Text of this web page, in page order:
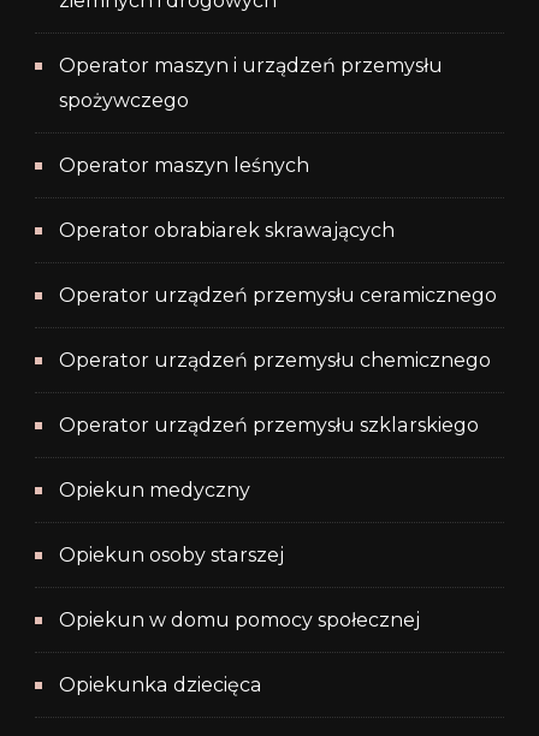
Operator maszyn i urządzeń przemysłu
spożywczego
Operator maszyn leśnych
Operator obrabiarek skrawających
Operator urządzeń przemysłu ceramicznego
Operator urządzeń przemysłu chemicznego
Operator urządzeń przemysłu szklarskiego
Opiekun medyczny
Opiekun osoby starszej
Opiekun w domu pomocy społecznej
Opiekunka dziecięca